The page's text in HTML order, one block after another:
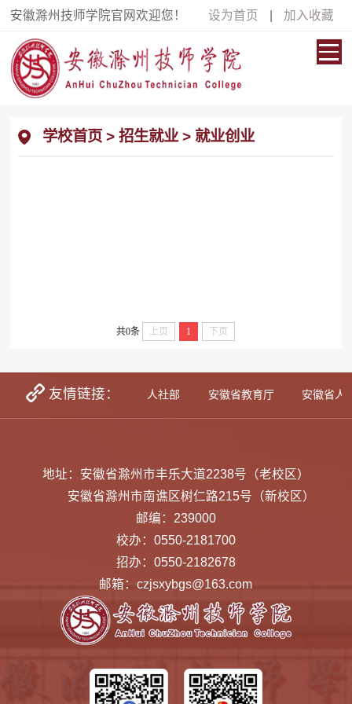
安徽滁州技师学院官网欢迎您！ 设为首页 加入收藏
学校首页 >招生就业> 就业创业
共0条 上页 1 下页
友情链接：
学生资助网 教育部 人社部 安徽省教育厅 安徽省人
地址：安徽省滁州市丰乐大道2238号（老校区）
安徽省滁州市南谯区树仁路215号（新校区）
邮编：239000
校办：0550-2181700
招办：0550-2182678
邮箱：czjsxybgs@163.com